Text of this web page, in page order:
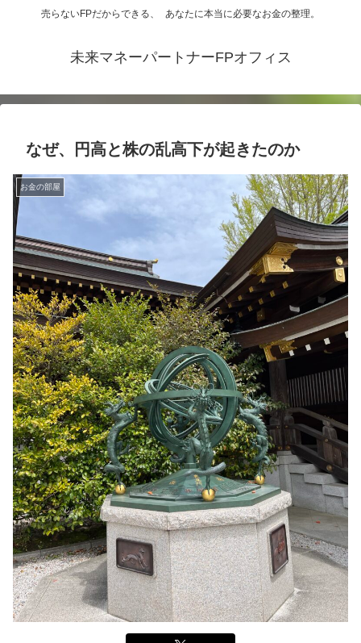
売らないFPだからできる、 あなたに本当に必要なお金の整理。
未来マネーパートナーFPオフィス
なぜ、円高と株の乱高下が起きたのか
お金の部屋